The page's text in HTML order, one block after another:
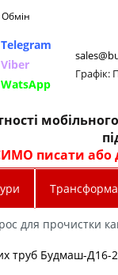
Telegram
Viber
WatsApp
Графік:
писати або
для прочистки
труб Будмаш-Д16-